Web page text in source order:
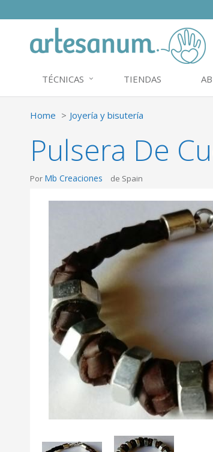
TÉCNICAS TIENDAS
Home Joyería y bisutería
Pulsera De
Por Mb Creaciones de Spain